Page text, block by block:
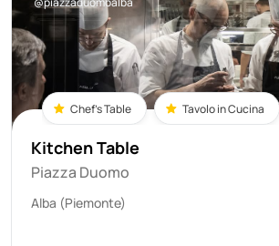
Chef's Table Tavolo in Cucina
Kitchen Table
Piazza Duomo
Alba (Piemonte)